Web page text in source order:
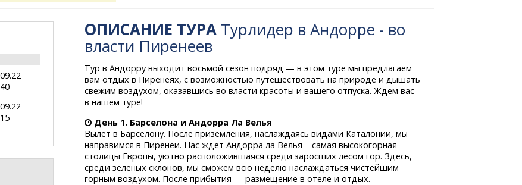
ОПИСАНИЕ ТУРА Турлидер в Андорре - во
власти Пиренеев
Тур в Андорру выходит восьмой сезон подряд — в этом туре мы предлагаем
вам отдых в Пиренеях, с возможностью путешествовать на природе и дышать
свежим воздухом, оказавшись во власти красоты и вашего отпуска. Ждем вас
в нашем туре!
День 1. Барселона и Андорра Ла Велья
Вылет в Барселону. После приземления, наслаждаясь видами Каталонии, мы
направимся в Пиренеи. Нас ждет Андорра ла Велья – самая высокогорная
столицы Европы, уютно расположившаяся среди заросших лесом гор. Здесь,
среди зеленых склонов, мы сможем всю неделю наслаждаться чистейшим
горным воздухом. После прибытия — размещение в отеле и отдых.